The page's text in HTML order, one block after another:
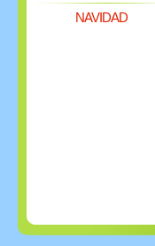
NAVIDAD